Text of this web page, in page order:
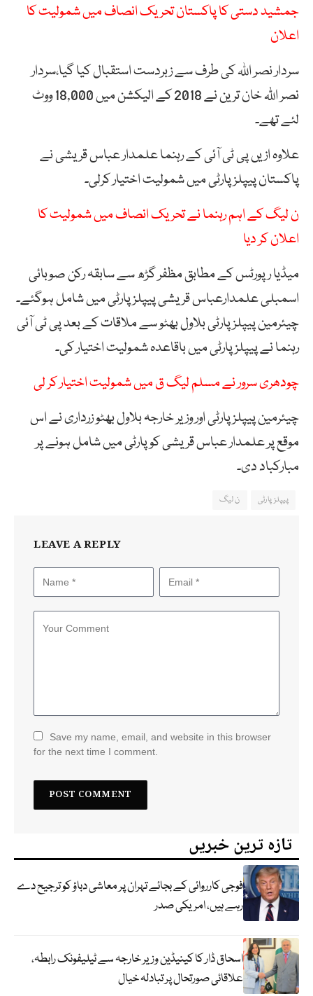
جمشید دستی کا پاکستان تحریک انصاف میں شمولیت کا
اعلان
سردار نصر اللہ کی طرف سے زبردست استقبال کیا گیا،سردار
نصر اللّٰہ خان ترین نے 2018 کے الیکشن میں 18,000 ووٹ
لئے تھے۔
علاوہ ازیں پی ٹی آئی کے رہنما علمدار عباس قریشی نے
پاکستان پیپلز پارٹی میں شمولیت اختیار کرلی۔
ن لیگ کے اہم رہنما نے تحریک انصاف میں شمولیت کا
اعلان کر دیا
میڈیا رپورٹس کے مطابق مظفر گڑھ سے سابقہ ركن صوبائی
اسمبلی علمدارعباس قریشی پیپلز پارٹی میں شامل ہوگئے۔
چیئرمین پیپلز پارٹی بلاول بھٹو سے ملاقات کے بعد پی ٹی آئی
رہنما نے پیپلز پارٹی میں باقاعدہ شمولیت اختیار کی۔
چودھری سرور نے مسلم لیگ ق میں شمولیت اختیار کر لی
چیئرمین پیپلز پارٹی اور وزیر خارجہ بلاول بھٹو زرداری نے اس
موقع پر علمدار عباس قریشی کو پارٹی میں شامل ہونے پر
مبارکباد دی۔
پیپلز پارٹی ن لیگ
LEAVE A REPLY
Save my name, email, and website in this browser
for the next time I comment.
تازہ ترین خبریں
فوجی کارروائی کے بجائے تہران پر معاشی دباؤ کو ترجیح دے
رہے ہیں، امریکی صدر
اسحاق ڈار کا کینیڈین وزیر خارجہ سے ٹیلیفونک رابطہ،
علاقائی صورتحال پر تبادلہ خیال